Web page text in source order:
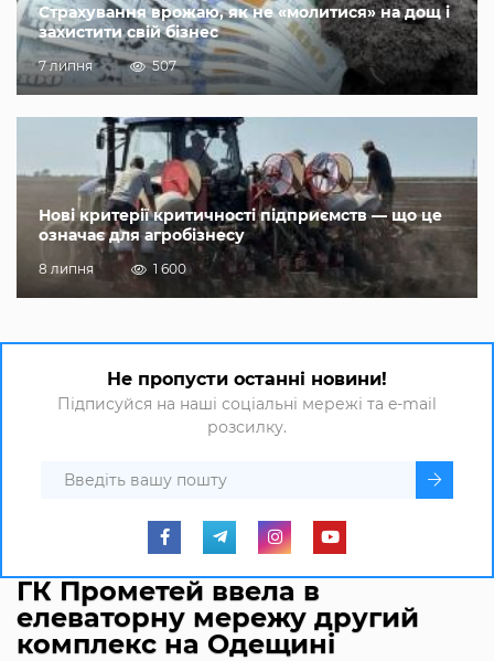
Страхування врожаю, як не «молитися» на дощ і
захистити свій бізнес
7 липня 507
Нові критерії критичності підприємств — що це
означає для агробізнесу
8 липня 1 600
Не пропусти останні новини!
Підписуйся на наші соціальні мережі та e-mail
розсилку.
ГК Прометей ввела в
елеваторну мережу другий
комплекс на Одещині